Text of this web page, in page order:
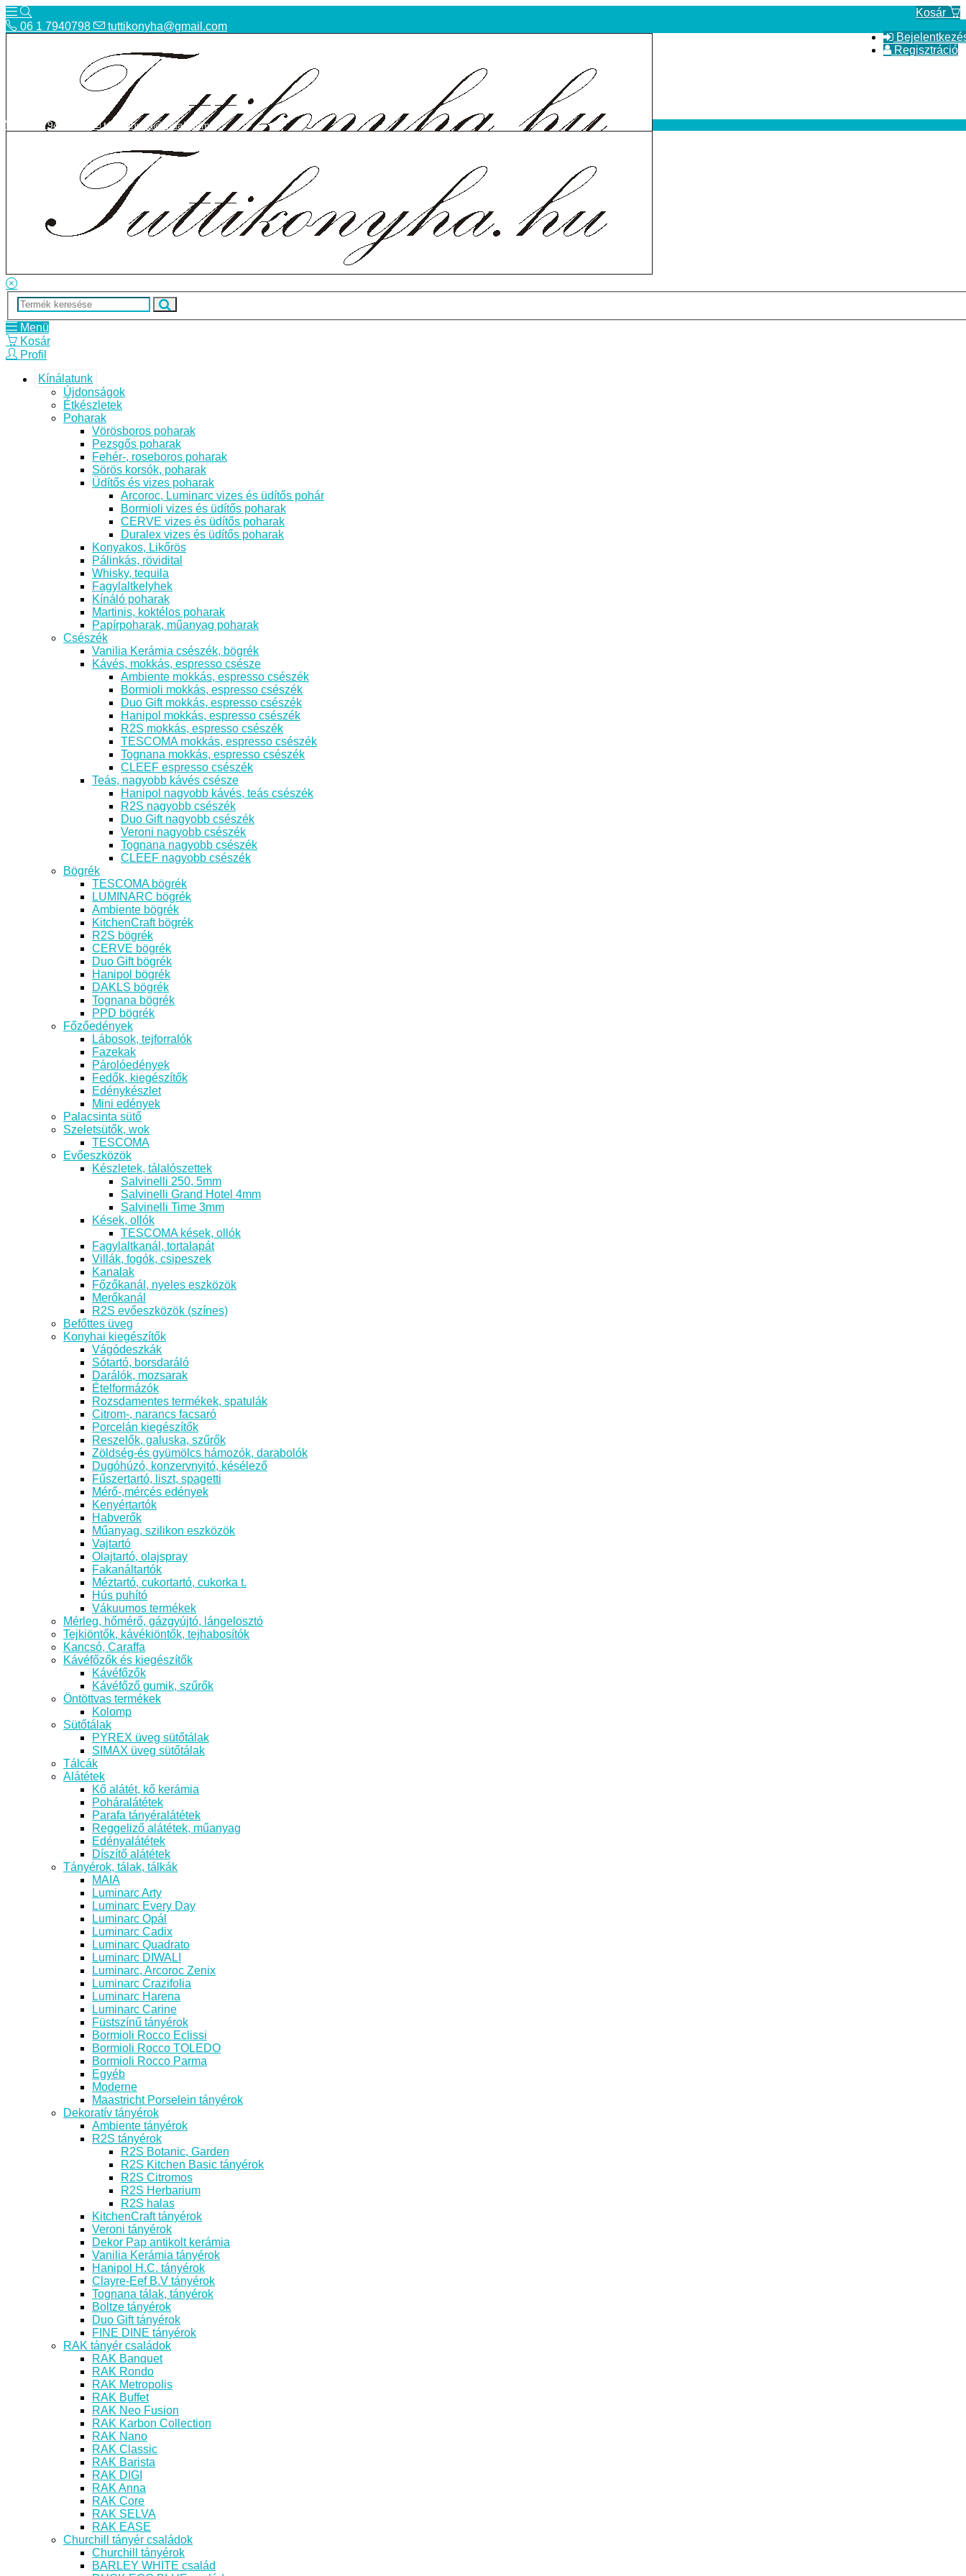
Kosár
Regisztráció
06 1 7940798 tuttikonyha@gmail.com
Bolt
ÁSZF
06 1 7940798 tuttikonyha@gmail.com
Menü
Kosár
Profil
Kínálatunk
Újdonságok
Étkészletek
Poharak
Vörösboros poharak
Pezsgős poharak
Fehér-, roseboros poharak
Sörös korsók, poharak
Üdítős és vizes poharak
Arcoroc, Luminarc vizes és üdítős pohár
Bormioli vizes és üdítős poharak
CERVE vizes és üdítős poharak
Duralex vizes és üdítős poharak
Konyakos, Likőrös
Pálinkás, rövidital
Whisky, tequila
Fagylaltkelyhek
Kínáló poharak
Martinis, koktélos poharak
Papírpoharak, műanyag poharak
Csészék
Vanilia Kerámia csészék, bögrék
Kávés, mokkás, espresso csésze
Ambiente mokkás, espresso csészék
Bormioli mokkás, espresso csészék
Duo Gift mokkás, espresso csészék
Hanipol mokkás, espresso csészék
R2S mokkás, espresso csészék
TESCOMA mokkás, espresso csészék
Tognana mokkás, espresso csészék
CLEEF espresso csészék
Teás, nagyobb kávés csésze
Hanipol nagyobb kávés, teás csészék
R2S nagyobb csészék
Duo Gift nagyobb csészék
Veroni nagyobb csészék
Tognana nagyobb csészék
CLEEF nagyobb csészék
Bögrék
TESCOMA bögrék
LUMINARC bögrék
Ambiente bögrék
KitchenCraft bögrék
R2S bögrék
CERVE bögrék
Duo Gift bögrék
Hanipol bögrék
DAKLS bögrék
Tognana bögrék
PPD bögrék
Főzőedények
Lábosok, tejforralók
Fazekak
Párolóedények
Fedők, kiegészítők
Edénykészlet
Mini edények
Palacsinta sütő
Szeletsütők, wok
TESCOMA
Evőeszközök
Készletek, tálalószettek
Salvinelli 250, 5mm
Salvinelli Grand Hotel 4mm
Salvinelli Time 3mm
Kések, ollók
TESCOMA kések, ollók
Fagylaltkanál, tortalapát
Villák, fogók, csipeszek
Kanalak
Főzőkanál, nyeles eszközök
Merőkanál
R2S evőeszközök (színes)
Befőttes üveg
Konyhai kiegészítők
Vágódeszkák
Sótartó, borsdaráló
Darálók, mozsarak
Ételformázók
Rozsdamentes termékek, spatulák
Citrom-, narancs facsaró
Porcelán kiegészítők
Reszelők, galuska, szűrők
Zöldség-és gyümölcs hámozók, darabolók
Dugóhúzó, konzervnyitó, késélező
Fűszertartó, liszt, spagetti
Mérő-,mércés edények
Kenyértartók
Habverők
Műanyag, szilikon eszközök
Vajtartó
Olajtartó, olajspray
Fakanáltartók
Méztartó, cukortartó, cukorka t.
Hús puhító
Vákuumos termékek
Mérleg, hőmérő, gázgyújtó, lángelosztó
Tejkiöntők, kávékiöntők, tejhabosítók
Kancsó, Caraffa
Kávéfőzők és kiegészítők
Kávéfőzők
Kávéfőző gumik, szűrők
Öntöttvas termékek
Kolomp
Sütőtálak
PYREX üveg sütőtálak
SIMAX üveg sütőtálak
Tálcák
Alátétek
Kő alátét, kő kerámia
Poháralátétek
Parafa tányéralátétek
Reggeliző alátétek, műanyag
Edényalátétek
Díszítő alátétek
Tányérok, tálak, tálkák
MAIA
Luminarc Arty
Luminarc Every Day
Luminarc Opál
Luminarc Cadix
Luminarc Quadrato
Luminarc DIWALI
Luminarc, Arcoroc Zenix
Luminarc Crazifolia
Luminarc Harena
Luminarc Carine
Füstszínű tányérok
Bormioli Rocco Eclissi
Bormioli Rocco TOLEDO
Bormioli Rocco Parma
Egyéb
Moderne
Maastricht Porselein tányérok
Dekoratív tányérok
Ambiente tányérok
R2S tányérok
R2S Botanic, Garden
R2S Kitchen Basic tányérok
R2S Citromos
R2S Herbarium
R2S halas
KitchenCraft tányérok
Veroni tányérok
Dekor Pap antikolt kerámia
Vanilia Kerámia tányérok
Hanipol H.C. tányérok
Clayre-Eef B.V tányérok
Tognana tálak, tányérok
Boltze tányérok
Duo Gift tányérok
FINE DINE tányérok
RAK tányér családok
RAK Banquet
RAK Rondo
RAK Metropolis
RAK Buffet
RAK Neo Fusion
RAK Karbon Collection
RAK Nano
RAK Classic
RAK Barista
RAK DIGI
RAK Anna
RAK Core
RAK SELVA
RAK EASE
Churchill tányér családok
Churchill tányérok
BARLEY WHITE család